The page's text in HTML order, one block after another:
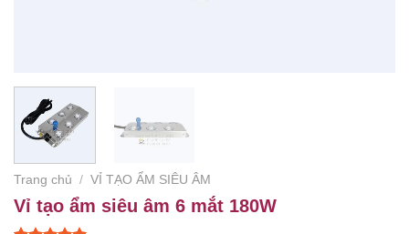
Trang chủ / VỈ TẠO ẨM SIÊU ÂM
Vỉ tạo ẩm siêu âm 6 mắt 180W